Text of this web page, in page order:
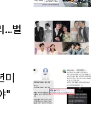
…벌
"